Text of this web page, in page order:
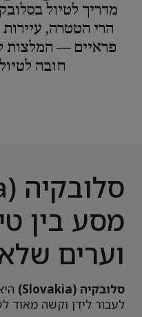
מדריך לטיול
הרי הטטרה,
פראיים — המלצות
חובה
מסע בין
וערים
סלובקיה (Slovakia)
לעבור לידן וקשה מאוד